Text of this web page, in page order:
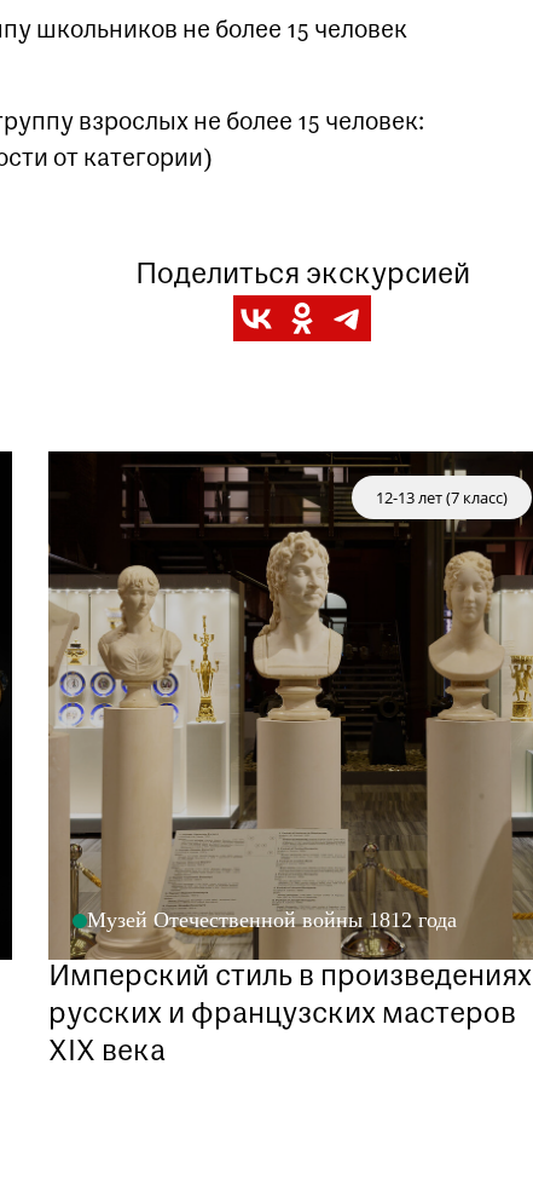
Заказать данную экскурсию можно по
visitor@shm.ru
школьников не более 15 человек
взрослых не более 15 человек:
от категории)
Поделиться экскурсией
Музей Отечественной войны 1812 года
12-13 лет (7 класс)
Имперский стиль в произведениях
русских и французских мастеров
XIX века